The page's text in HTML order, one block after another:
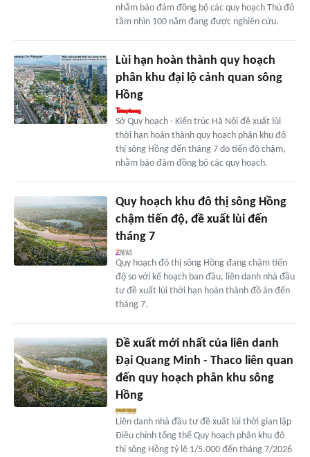
nhằm bảo đảm đồng bộ các quy hoạch Thủ đô
tầm nhìn 100 năm đang được nghiên cứu.
Lùi hạn hoàn thành quy hoạch
phân khu đại lộ cảnh quan sông
Hồng
Sở Quy hoạch - Kiến trúc Hà Nội đề xuất lùi
thời hạn hoàn thành quy hoạch phân khu đô
thị sông Hồng đến tháng 7 do tiến độ chậm,
nhằm bảo đảm đồng bộ các quy hoạch.
Quy hoạch khu đô thị sông Hồng
chậm tiến độ, đề xuất lùi đến
tháng 7
Quy hoạch đô thị sông Hồng đang chậm tiến
độ so với kế hoạch ban đầu, liên danh nhà đầu
tư đề xuất lùi thời hạn hoàn thành đồ án đến
tháng 7.
Đề xuất mới nhất của liên danh
Đại Quang Minh - Thaco liên quan
đến quy hoạch phân khu sông
Hồng
Liên danh nhà đầu tư đề xuất lùi thời gian lập
Điều chỉnh tổng thể Quy hoạch phân khu đô
thị sông Hồng tỷ lệ 1/5.000 đến tháng 7/2026